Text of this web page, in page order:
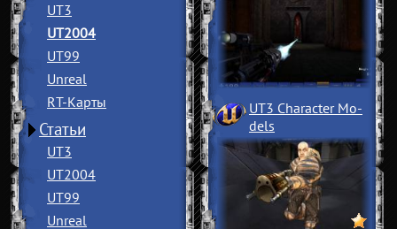
UT3
UT2004
UT99
Unreal
RT-Карты
Статьи
UT3
UT2004
UT99
Unreal
UT3 Character Mo­
dels